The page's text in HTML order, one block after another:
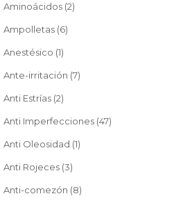
Aminoácidos (2)
Ampolletas (6)
Anestésico (1)
Ante-irritación (7)
Anti Estrías (2)
Anti Imperfecciones (47)
Anti Oleosidad (1)
Anti Rojeces (3)
Anti-comezón (8)